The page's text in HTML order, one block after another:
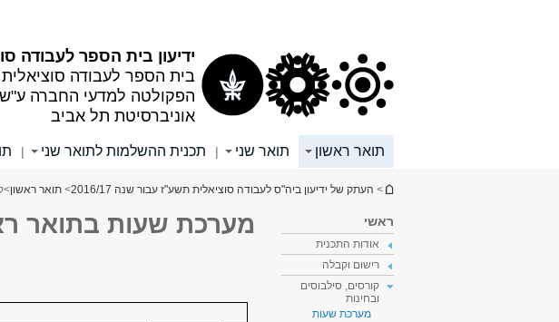
ידיעון בית הספר לעבודה
בית הספר לעבודה
הפקולטה למדעי החברה ע"ש
אוניברסיטת תל אביב
תואר ראשון תואר שני | תכנית ההשלמות לתואר שני |
הינך נמצא כאן
> העתק של ידיעון ביה"ס לעבודה סוציאלית תשע"ז עבור שנה 2016/17 > תואר ראשון>
ראשי
אודות התכנית
רישום וקבלה
קורסים, סילבוסים
ובחינות
מערכת שעות
מערכת שעות בתואר